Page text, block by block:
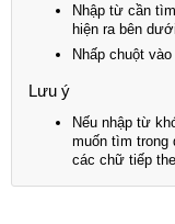
Nhập từ cần
hiện ra bên dưới.
Nhấp chuột
Lưu ý
Nếu nhập từ
muốn tìm trong
các chữ tiếp